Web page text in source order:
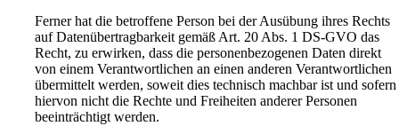
Ferner hat die betroffene Person bei der Ausübung ihres Rechts
auf Datenübertragbarkeit gemäß Art. 20 Abs. 1 DS-GVO das
Recht, zu erwirken, dass die personenbezogenen Daten direkt
von einem Verantwortlichen an einen anderen Verantwortlichen
übermittelt werden, soweit dies technisch machbar ist und sofern
hiervon nicht die Rechte und Freiheiten anderer Personen
beeinträchtigt werden.